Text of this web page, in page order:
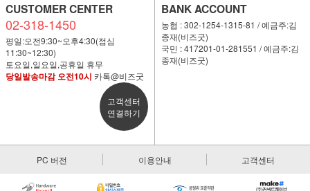
CUSTOMER CENTER
02-318-1450
평일:오전9:30~오후4:30(점심
11:30~12:30)
토요일,일요일,공휴일 휴무
당일발송마감 오전10시 카톡@비즈굿
고객센터
연결하기
BANK ACCOUNT
농협 : 302-1254-1315-81 / 예금주:김
종재(비즈굿)
국민 : 417201-01-281551 / 예금주:김
종재(비즈굿)
PC 버전 이용안내 고객센터